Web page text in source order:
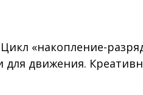
«накопление-
для движения.